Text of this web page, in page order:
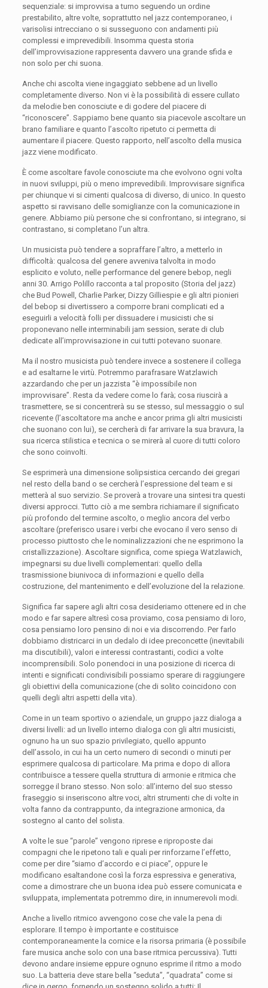
sequenziale: si improvvisa a turno seguendo un ordine
prestabilito, altre volte, soprattutto nel jazz contemporaneo, i
varisolisi intrecciano o si susseguono con andamenti più
complessi e imprevedibili. Insomma questa storia
dell’improvvisazione rappresenta davvero una grande sfida e
non solo per chi suona.
Anche chi ascolta viene ingaggiato sebbene ad un livello
completamente diverso. Non vi è la possibilità di essere cullato
da melodie ben conosciute e di godere del piacere di
“riconoscere”. Sappiamo bene quanto sia piacevole ascoltare un
brano familiare e quanto l’ascolto ripetuto ci permetta di
aumentare il piacere. Questo rapporto, nell’ascolto della musica
jazz viene modificato.
È come ascoltare favole conosciute ma che evolvono ogni volta
in nuovi sviluppi, più o meno imprevedibili. Improvvisare significa
per chiunque vi si cimenti qualcosa di diverso, di unico. In questo
aspetto si ravvisano delle somiglianze con la comunicazione in
genere. Abbiamo più persone che si confrontano, si integrano, si
contrastano, si completano l’un altra.
Un musicista può tendere a sopraffare l’altro, a metterlo in
difficoltà: qualcosa del genere avveniva talvolta in modo
esplicito e voluto, nelle performance del genere bebop, negli
anni 30. Arrigo Polillo racconta a tal proposito (Storia del jazz)
che Bud Powell, Charlie Parker, Dizzy Gilliespie e gli altri pionieri
del bebop si divertissero a comporre brani complicati ed a
eseguirli a velocità folli per dissuadere i musicisti che si
proponevano nelle interminabili jam session, serate di club
dedicate all’improvvisazione in cui tutti potevano suonare.
Ma il nostro musicista può tendere invece a sostenere il collega
e ad esaltarne le virtù. Potremmo parafrasare Watzlawich
azzardando che per un jazzista “è impossibile non
improvvisare”. Resta da vedere come lo farà; cosa riuscirà a
trasmettere, se si concentrerà su se stesso, sul messaggio o sul
ricevente (l’ascoltatore ma anche e ancor prima gli altri musicisti
che suonano con lui), se cercherà di far arrivare la sua bravura, la
sua ricerca stilistica e tecnica o se mirerà al cuore di tutti coloro
che sono coinvolti.
Se esprimerà una dimensione solipsistica cercando dei gregari
nel resto della band o se cercherà l’espressione del team e si
metterà al suo servizio. Se proverà a trovare una sintesi tra questi
diversi approcci. Tutto ciò a me sembra richiamare il significato
più profondo del termine ascolto, o meglio ancora del verbo
ascoltare (preferisco usare i verbi che evocano il vero senso di
processo piuttosto che le nominalizzazioni che ne esprimono la
cristallizzazione). Ascoltare significa, come spiega Watzlawich,
impegnarsi su due livelli complementari: quello della
trasmissione biunivoca di informazioni e quello della
costruzione, del mantenimento e dell’evoluzione del la relazione.
Significa far sapere agli altri cosa desideriamo ottenere ed in che
modo e far sapere altresì cosa proviamo, cosa pensiamo di loro,
cosa pensiamo loro pensino di noi e via discorrendo. Per farlo
dobbiamo districarci in un dedalo di idee preconcette (inevitabili
ma discutibili), valori e interessi contrastanti, codici a volte
incomprensibili. Solo ponendoci in una posizione di ricerca di
intenti e significati condivisibili possiamo sperare di raggiungere
gli obiettivi della comunicazione (che di solito coincidono con
quelli degli altri aspetti della vita).
Come in un team sportivo o aziendale, un gruppo jazz dialoga a
diversi livelli: ad un livello interno dialoga con gli altri musicisti,
ognuno ha un suo spazio privilegiato, quello appunto
dell’assolo, in cui ha un certo numero di secondi o minuti per
esprimere qualcosa di particolare. Ma prima e dopo di allora
contribuisce a tessere quella struttura di armonie e ritmica che
sorregge il brano stesso. Non solo: all’interno del suo stesso
fraseggio si inseriscono altre voci, altri strumenti che di volte in
volta fanno da contrappunto, da integrazione armonica, da
sostegno al canto del solista.
A volte le sue “parole” vengono riprese e riproposte dai
compagni che le ripetono tali e quali per rinforzarne l’effetto,
come per dire “siamo d’accordo e ci piace”, oppure le
modificano esaltandone così la forza espressiva e generativa,
come a dimostrare che un buona idea può essere comunicata e
sviluppata, implementata potremmo dire, in innumerevoli modi.
Anche a livello ritmico avvengono cose che vale la pena di
esplorare. Il tempo è importante e costituisce
contemporaneamente la cornice e la risorsa primaria (è possibile
fare musica anche solo con una base ritmica percussiva). Tutti
devono andare insieme eppure ognuno esprime il ritmo a modo
suo. La batteria deve stare bella “seduta”, “quadrata” come si